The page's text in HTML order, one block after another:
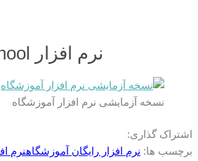
نرم افزار school
نسخه آزمایشی نرم افزار آموزشگاه
اشتراک گذاری:
برچسب ها: نرم افزار رایگان آموزشگاهنرم